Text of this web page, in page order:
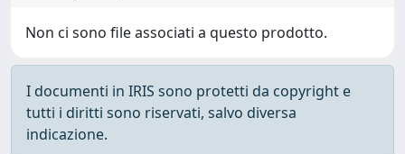
Non ci sono file associati a questo prodotto.
I documenti in IRIS sono protetti da copyright e
tutti i diritti sono riservati, salvo diversa
indicazione.